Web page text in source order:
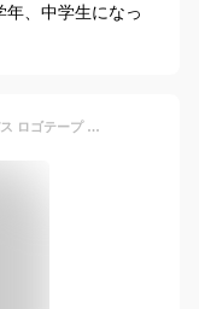
、中学生になっ
SPALDING スポルディング ポリキャンバス ロゴテープ ミニ ショルダーバッグ /子供 子供用 子ども こども キッズ 子供バック 子供バッグ 女の子 女子 男の子 男子 保育園 幼稚園 小学生 中学生 高校生 大学生 学生 ミニショルダーバッグ おしゃれ 可愛い かわいい ナイロン/